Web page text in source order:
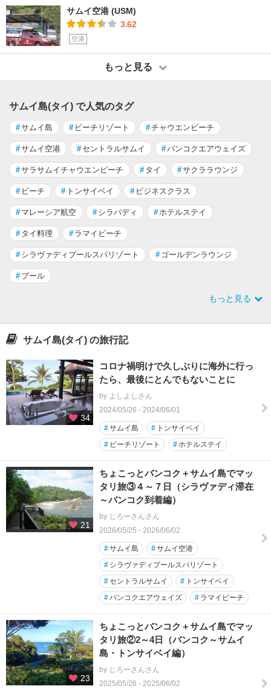
サムイ空港 (USM)
3.62
空港
もっと見る
サムイ島(タイ) で人気のタグ
#サムイ島 # ビーチリゾート #チャウエンビーチ
#サムイ空港 # セントラルサムイ #バンコクエアウェイズ
#サラサムイチャウエンビーチ # タイ #サクララウンジ
# ビーチ # トンサイベイ # ビジネスクラス
# マレーシア航空 # シラバディ #ホテルステイ
# タイ料理 # ラマイビーチ
# シラヴァディプールスパリゾート # ゴールデンラウンジ
# プール
もっと見る
サムイ島(タイ) の旅行記
34
コロナ禍明けで久しぶりに海外に行っ
たら、最後にとんでもないことに
by よしよしさん
2024/05/26 - 2024/06/01
#サムイ島 # トンサイベイ
# ビーチリゾート #ホテルステイ
21
ちょこっとバンコク＋サムイ島でマッ
タリ旅③４～７日（シラヴァディ滞在
～バンコク到着編）
by じろーさんさん
2026/05/25 - 2026/06/02
#サムイ島 #サムイ空港
# シラヴァディプールスパリゾート
#セントラルサムイ # トンサイベイ
#バンコクエアウェイズ # ラマイビーチ
23
ちょこっとバンコク＋サムイ島でマッ
タリ旅②2～4日（バンコク～サムイ
島・トンサイベイ編）
by じろーさんさん
2025/05/26 - 2025/06/02